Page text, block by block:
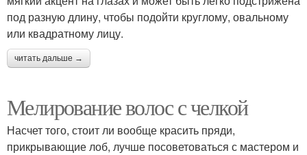
под разную длину, чтобы подойти круглому, овальному
или квадратному лицу.
читать дальше →
Мелирование волос с челкой
Насчет того, стоит ли вообще красить пряди,
прикрывающие лоб, лучше посоветоваться с мастером и